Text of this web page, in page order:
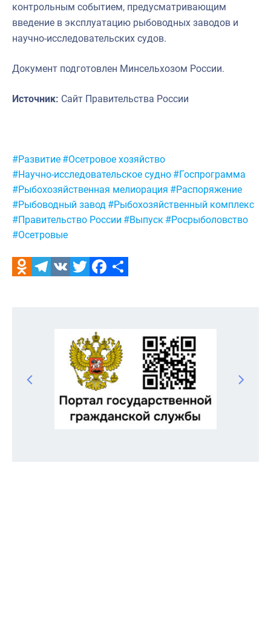
контрольным событием, предусматривающим
введение в эксплуатацию рыбоводных заводов и
научно-исследовательских судов.
Документ подготовлен Минсельхозом России.
Источник: Сайт Правительства России
Метки:
#Развитие #Осетровое хозяйство
#Научно-исследовательское судно #Госпрограмма
#Рыбохозяйственная мелиорация #Распоряжение
#Рыбоводный завод #Рыбохозяйственный комплекс
#Правительство России #Выпуск #Росрыболовство
#Осетровые